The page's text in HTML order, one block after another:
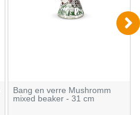
Bang en verre Mushromm
mixed beaker - 31 cm